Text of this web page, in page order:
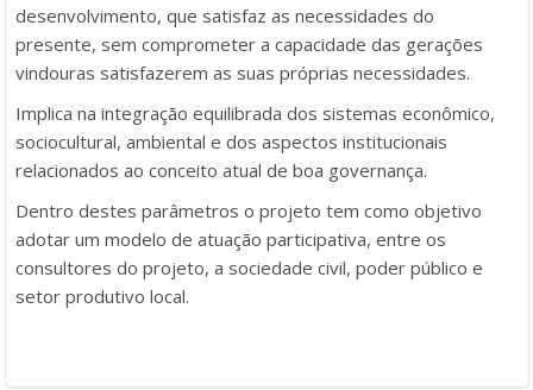
desenvolvimento, que satisfaz as necessidades do
presente, sem comprometer a capacidade das gerações
vindouras satisfazerem as suas próprias necessidades.
Implica na integração equilibrada dos sistemas econômico,
sociocultural, ambiental e dos aspectos institucionais
relacionados ao conceito atual de boa governança.
Dentro destes parâmetros o projeto tem como objetivo
adotar um modelo de atuação participativa, entre os
consultores do projeto, a sociedade civil, poder público e
setor produtivo local.